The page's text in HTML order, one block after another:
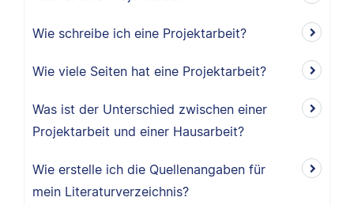
Wie schreibe ich eine Projektarbeit?
Wie viele Seiten hat eine Projektarbeit?
Was ist der Unterschied zwischen einer
Projektarbeit und einer Hausarbeit?
Wie erstelle ich die Quellenangaben für
mein Literaturverzeichnis?